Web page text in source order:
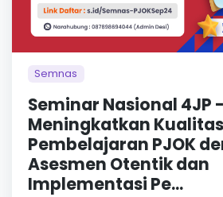
Semnas
Seminar Nasional 4JP -
Meningkatkan Kualitas
Pembelajaran PJOK
Asesmen Otentik dan
Implementasi Pe...